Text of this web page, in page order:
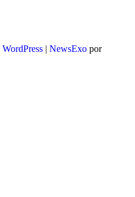
WordPress | NewsExo por